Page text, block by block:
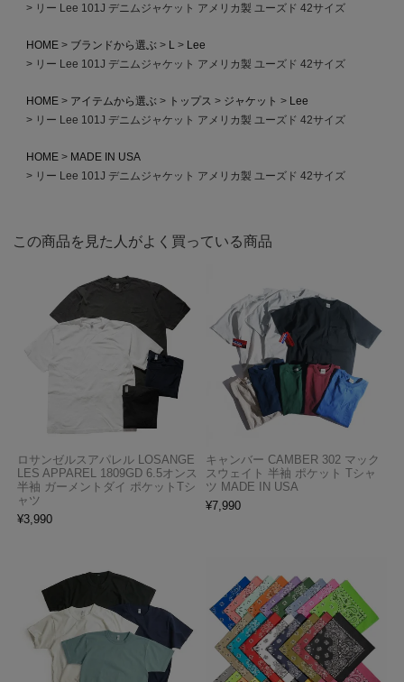
リー Lee 101J デニムジャケット アメリカ製 ユーズド 42サイズ
HOME ブランドから選ぶ L
Lee
リー Lee 101J デニムジャケット アメリカ製 ユーズド 42サイズ
HOME アイテムから選ぶ トップス ジャケット
Lee
リー Lee 101J デニムジャケット アメリカ製 ユーズド 42サイズ
HOME
MADE IN USA
リー Lee 101J デニムジャケット アメリカ製 ユーズド 42サイズ
この商品を見た人がよく買っている商品
ロサンゼルスアパレル LOSANGE
LES APPAREL 1809GD 6.5オンス
半袖 ガーメントダイ ポケットTシ
ャツ
¥3,990
キャンバー CAMBER 302 マック
スウェイト 半袖 ポケット Tシャ
ツ MADE IN USA
¥7,990